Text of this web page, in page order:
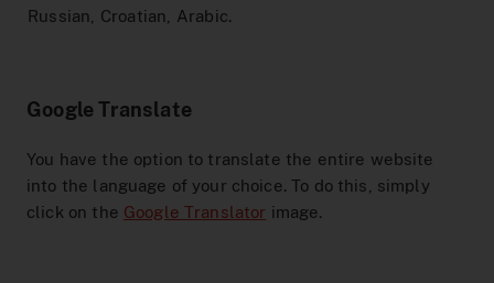
NachtExpress
Bargeldloses Bezahlen
Vertriebswege
Dortmund entdecken
Fundsachen
Service im Fahrzeug
Digitales Fahrplanbuch
MeinAbo
Interaktiver Liniennetzplan
FAQ
Werbung auf Bussen und Bahnen
Foto- und Drehgenehmigungen
Different languages
Dortmund Mobil
Russian, Croatian, Arabic.
Google Translate
You have the option to translate the entire website
into the language of your choice. To do this, simply
click on the Google Translator image.